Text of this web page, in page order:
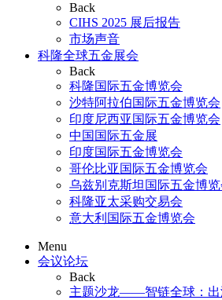
Back
CIHS 2025 展后报告
市场声音
科隆全球五金展会
Back
科隆国际五金博览会
沙特阿拉伯国际五金博览会
印度尼西亚国际五金博览会
中国国际五金展
印度国际五金博览会
哥伦比亚国际五金博览会
乌兹别克斯坦国际五金博览
科隆亚太采购交易会
意大利国际五金博览会
Menu
会议论坛
Back
主题沙龙——智链全球：出